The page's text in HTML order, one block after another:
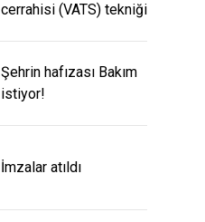
cerrahisi (VATS) tekniği
Şehrin hafızası Bakım
istiyor!
İmzalar atıldı